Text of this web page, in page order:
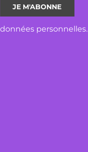
personnelles.